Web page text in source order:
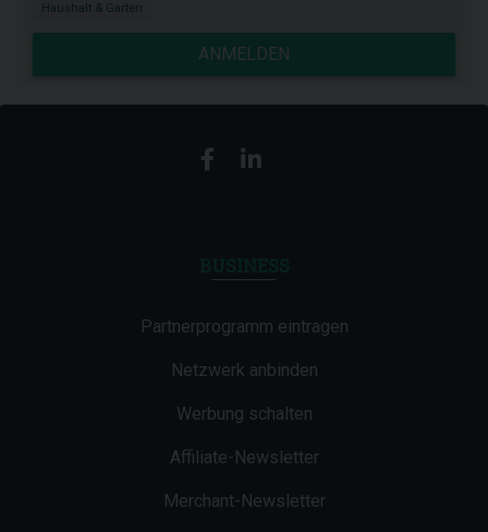
Haushalt & Garten
ANMELDEN
Partnerprogramm eintragen
Netzwerk anbinden
Werbung schalten
Affiliate-Newsletter
Merchant-Newsletter